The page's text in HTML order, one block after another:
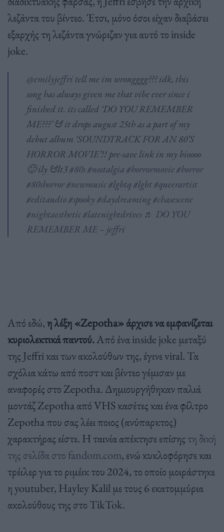
λεζάντα του βίντεο. Έτσι, μόνο όσοι είχαν διαβάσει
εξαρχής τη λεζάντα γνώριζαν για αυτό το inside
joke.
@emilyjeffritell me im wrongggg??? idk, this
song has always given me that vibe ever since i
finished it. its called ‘DO YOU REMEMBER
ME???’ & it drops august 25th as a part of my
debut album ‘SOUNDTRACK FOR AN 80’S
HORROR MOVIE’!! pre-save link in my bioooo
🙂 ily &lt3#80s#nostalgia #horrormovie#horror
#80shorror#newmusic#lgbtq#lgbt#queerartist
#editaudio#spooky#daydreaming#chasescene
#nightaesthetic#latenightdrives ♬ DO YOU
REMEMBER ME – jeffri
Από εδώ,η λέξη «Zepotha» άρχισε να εμφανίζεται
κυριολεκτικά παντού.Από ένα inside joke μεταξύ
της Jeffri και των ακολούθων της, έγινε viral. Τα
σχόλια κάτω από ποστ και βίντεο γέμισαν με
αναφορές στο Zepotha. Δημιουργήθηκαν παλιά
μοντάζ Zepotha από VHS κασέτες και ένα φίλτρο
Zepotha που σας λέει ποιος (ανύπαρκτος)
χαρακτήρας είστε. Η ταινία απέκτησε επίσηςτη δική
της σελίδα στο fandom.com, ενώ κυκλοφόρησε και
τρέιλερ για το ριμέικ του 2024, το οποίο μοιράστηκε
η youtuber, Hayley Kalil με τους 6 εκατομμύρια
ακολούθους της στο TikTok.